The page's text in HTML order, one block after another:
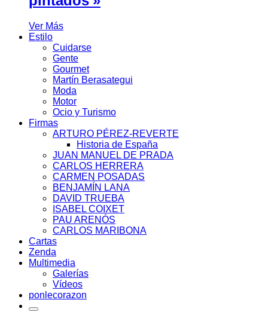
Ver Más
Estilo
Cuidarse
Gente
Gourmet
Martín Berasategui
Moda
Motor
Ocio y Turismo
Firmas
ARTURO PÉREZ-REVERTE
Historia de España
JUAN MANUEL DE PRADA
CARLOS HERRERA
CARMEN POSADAS
BENJAMÍN LANA
DAVID TRUEBA
ISABEL COIXET
PAU ARENÓS
CARLOS MARIBONA
Cartas
Zenda
Multimedia
Galerías
Vídeos
ponlecorazon